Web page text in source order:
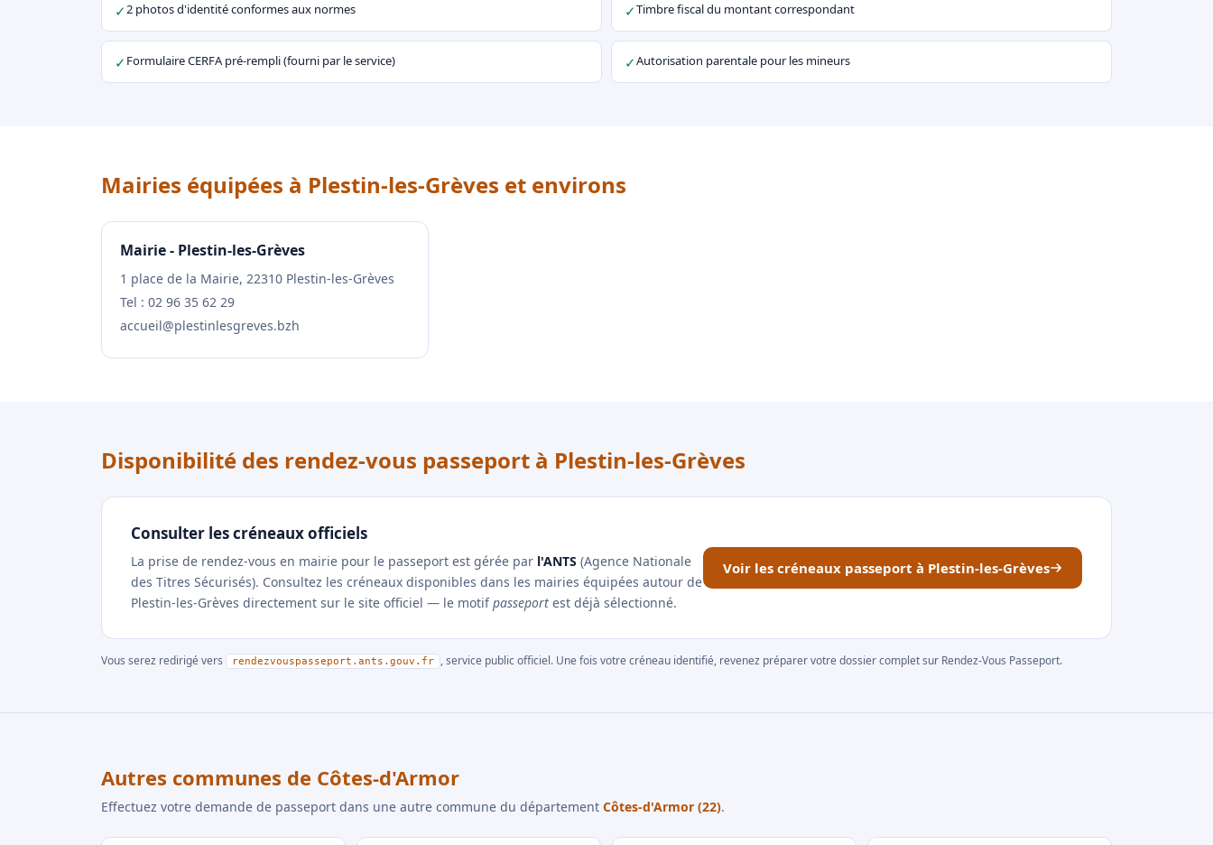
✓2 photos d'identité conformes aux normes ✓Timbre fiscal du montant correspondant
✓ Formulaire CERFA pré-rempli (fourni par le service) ✓Autorisation parentale pour les mineurs
Mairies équipées à Plestin-les-Grèves et environs
Mairie - Plestin-les-Grèves
1 place de la Mairie, 22310 Plestin-les-Grèves
Tel : 02 96 35 62 29
accueil@plestinlesgreves.bzh
Disponibilité des rendez-vous passeport à Plestin-les-Grèves
Consulter les créneaux officiels
La prise de rendez-vous en mairie pour le passeport est gérée par l'ANTS (Agence Nationale
des Titres Sécurisés). Consultez les créneaux disponibles dans les mairies équipées autour de
Plestin-les-Grèves directement sur le site officiel — le motifpasseport est déjà sélectionné.
Voir les créneaux passeport à Plestin-les-Grèves
Vous serez redirigé vers rendezvouspasseport.ants.gouv.fr , service public officiel. Une fois votre créneau identifié, revenez préparer votre dossier complet sur Rendez-Vous Passeport.
Autres communes de Côtes-d'Armor
Effectuez votre demande de passeport dans une autre commune du département Côtes-d'Armor (22).